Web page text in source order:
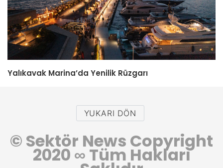
Yalıkavak Marina’da Yenilik Rüzgarı
YUKARI DÖN
© Sektör News Copyright
2020 ∞ Tüm Hakları